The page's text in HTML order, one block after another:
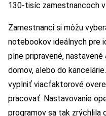
130-tisíc zamestnancoch
Zamestnanci si môžu
notebookov ideálnych pre
plne pripravené,
domov, alebo do
vyplniť viacfaktorové
pracovať. Nastavovanie
programov sa tak zrýchlila